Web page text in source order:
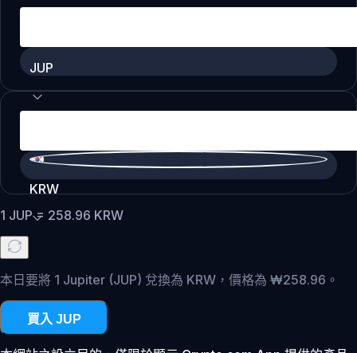
JUP
KRW
1 JUP= 258.96 KRW
本日要將 1 Jupiter (JUP) 兌換為 KRW，價格為 ₩258.96。
買入 JUP